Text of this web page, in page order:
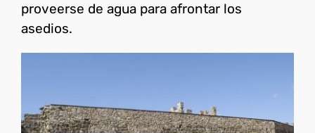
proveerse de agua para afrontar los
asedios.